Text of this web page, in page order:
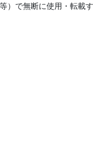
）で無断に使用・転載